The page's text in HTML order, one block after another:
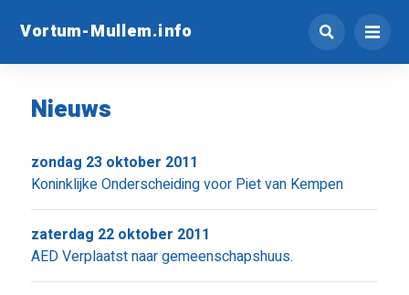
Vortum-Mullem.info
Nieuws
Koninklijke Onderscheiding voor Piet van Kempen
zondag 23 oktober 2011
AED Verplaatst naar gemeenschapshuus.
zaterdag 22 oktober 2011